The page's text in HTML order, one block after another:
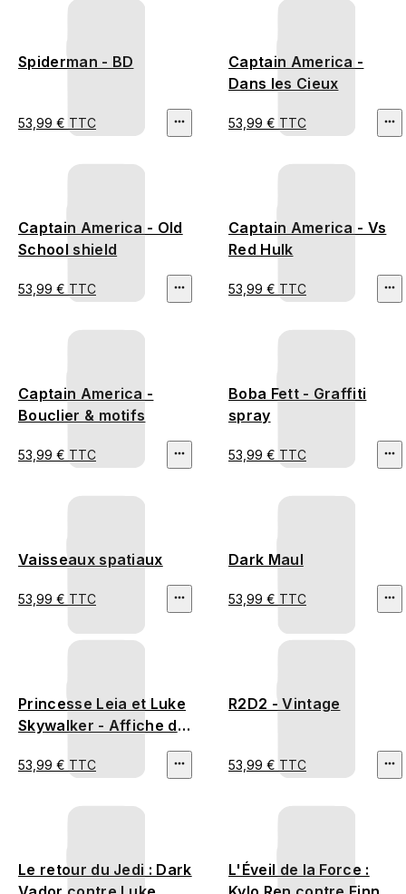
Spiderman - BD
53,99 € TTC
Captain America -
Dans les Cieux
53,99 € TTC
Captain America - Old
School shield
53,99 € TTC
Captain America - Vs
Red Hulk
53,99 € TTC
Captain America -
Bouclier & motifs
53,99 € TTC
Boba Fett - Graffiti
spray
53,99 € TTC
Vaisseaux spatiaux
53,99 € TTC
Dark Maul
53,99 € TTC
Princesse Leia et Luke
Skywalker - Affiche du
53,99 € TTC
R2D2 - Vintage
53,99 € TTC
Le retour du Jedi : Dark
L'Éveil de la Force :